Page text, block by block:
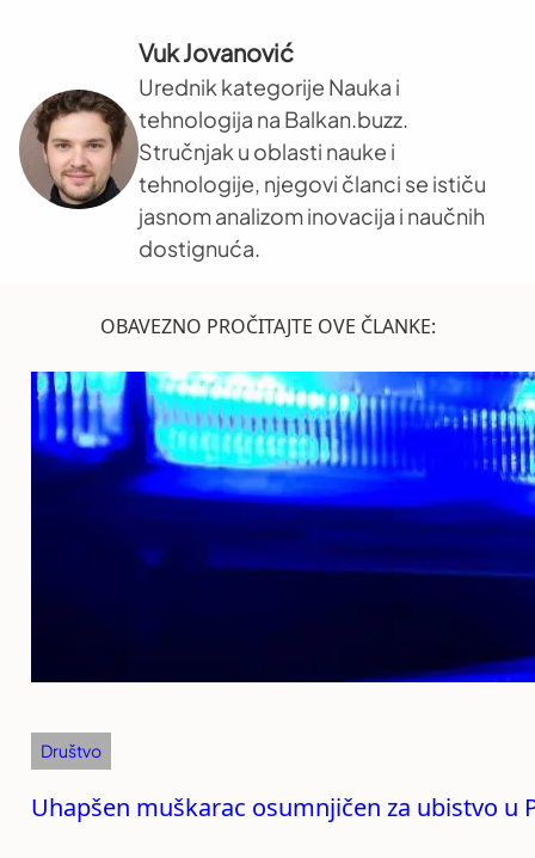
Vuk Jovanović
Urednik kategorije Nauka i
tehnologija na Balkan.buzz.
Stručnjak u oblasti nauke i
tehnologije, njegovi članci se ističu
jasnom analizom inovacija i naučnih
dostignuća.
OBAVEZNO PROČITAJTE OVE ČLANKE:
Društvo
Uhapšen muškarac osumnjičen za ubistvo u